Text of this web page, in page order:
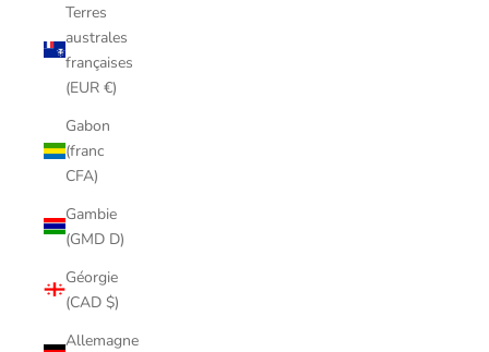
Terres
australes
françaises
(EUR €)
Gabon
(franc
CFA)
Gambie
(GMD D)
Géorgie
(CAD $)
Allemagne